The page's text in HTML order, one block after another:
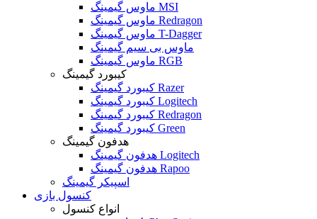
ماوس گیمینگ MSI
ماوس گیمینگ Redragon
ماوس گیمینگ T-Dagger
ماوس بی سیم گیمینگ
ماوس گیمینگ RGB
کیبورد گیمینگ
کیبورد گیمینگ Razer
کیبورد گیمینگ Logitech
کیبورد گیمینگ Redragon
کیبورد گیمینگ Green
هدفون گیمینگ
هدفون گیمینگ Logitech
هدفون گیمینگ Rapoo
اسپیکر گیمینگ
کنسول بازی
انواع کنسول